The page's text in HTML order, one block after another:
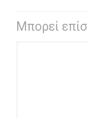
Μπορεί